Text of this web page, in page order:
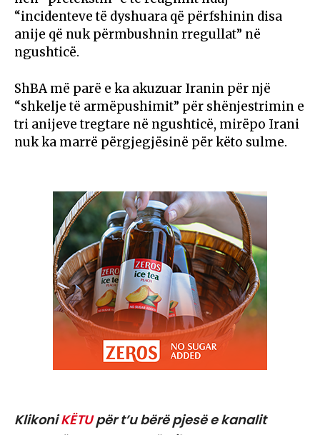
“incidenteve të dyshuara që përfshinin disa
anije që nuk përmbushnin rregullat” në
ngushticë.
ShBA më parë e ka akuzuar Iranin për një
“shkelje të armëpushimit” për shënjestrimin e
tri anijeve tregtare në ngushticë, mirëpo Irani
nuk ka marrë përgjegjësinë për këto sulme.
KlikoniKËTUpër t’u bërë pjesë e kanalit